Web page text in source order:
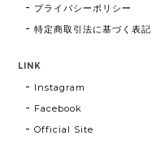
プライバシーポリシー
特定商取引法に基づく表記
LINK
Instagram
Facebook
Official Site